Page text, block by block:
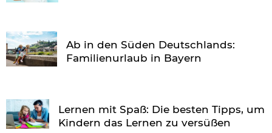
Ab in den Süden Deutschlands:
Familienurlaub in Bayern
Lernen mit Spaß: Die besten Tipps, um
Kindern das Lernen zu versüßen